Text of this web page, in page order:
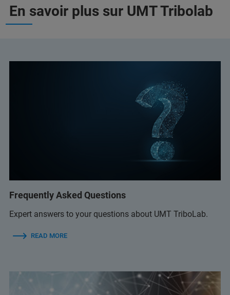
En savoir plus sur UMT Tribolab
Frequently Asked Questions
Expert answers to your questions about UMT TriboLab.
READ MORE